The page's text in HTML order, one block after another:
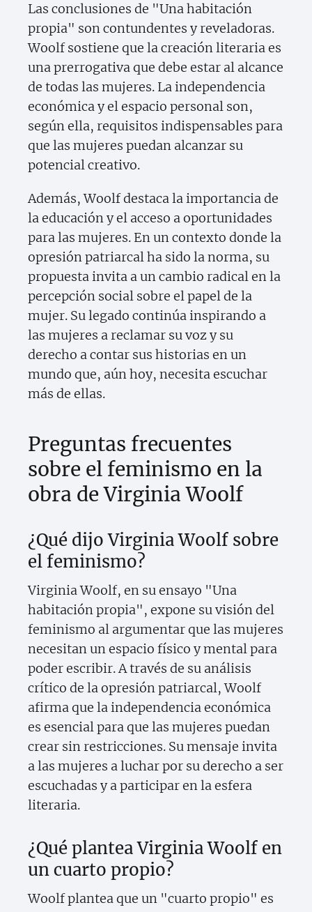
Las conclusiones de "Una habitación
propia" son contundentes y reveladoras.
Woolf sostiene que la creación literaria es
una prerrogativa que debe estar al alcance
de todas las mujeres. La independencia
económica y el espacio personal son,
según ella, requisitos indispensables para
que las mujeres puedan alcanzar su
potencial creativo.
Además, Woolf destaca la importancia de
la educación y el acceso a oportunidades
para las mujeres. En un contexto donde la
opresión patriarcal ha sido la norma, su
propuesta invita a un cambio radical en la
percepción social sobre el papel de la
mujer. Su legado continúa inspirando a
las mujeres a reclamar su voz y su
derecho a contar sus historias en un
mundo que, aún hoy, necesita escuchar
más de ellas.
Preguntas frecuentes
sobre el feminismo en la
obra de Virginia Woolf
¿Qué dijo Virginia Woolf sobre
el feminismo?
Virginia Woolf, en su ensayo "Una
habitación propia", expone su visión del
feminismo al argumentar que las mujeres
necesitan un espacio físico y mental para
poder escribir. A través de su análisis
crítico de la opresión patriarcal, Woolf
afirma que la independencia económica
es esencial para que las mujeres puedan
crear sin restricciones. Su mensaje invita
a las mujeres a luchar por su derecho a ser
escuchadas y a participar en la esfera
literaria.
¿Qué plantea Virginia Woolf en
un cuarto propio?
Woolf plantea que un "cuarto propio" es